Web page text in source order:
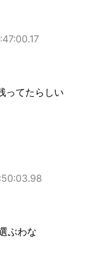
ってたらしい
ぶわな